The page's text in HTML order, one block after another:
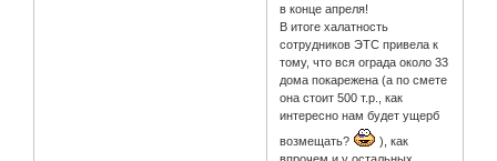
в конце апреля!
В итоге халатность
сотрудников ЭТС привела к
тому, что вся ограда около 33
дома покарежена (а по смете
она стоит 500 т.р., как
интересно нам будет ущерб
возмещать?
), как